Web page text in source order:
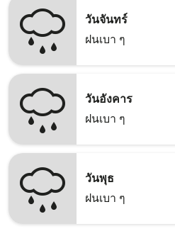
วันจันทร์
ฝนเบา ๆ
วันอังคาร
ฝนเบา ๆ
วันพุธ
ฝนเบา ๆ